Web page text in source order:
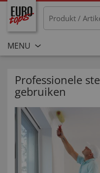
MENU
Professionele
gebruiken